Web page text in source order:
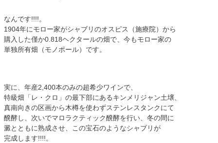
なんです!!!!。
1904年にモロー家がシャブリのオスピス（施療院）から
購入した僅か0.818ヘクタールの畑で、今もモロー家の
単独所有畑（モノポール）です。
実に、年産2,400本のみの超希少ワインで、
特級畑「レ・クロ」の最下部にあるキンメリジャン土壌、
真南向きの区画から木樽を使わずステンレスタンクにて
醗酵し、次いでマロラクティック醗酵を行い、冬の間に
澱とともに熟成させ、この宝石のようなシャブリが
完成します!!!!。